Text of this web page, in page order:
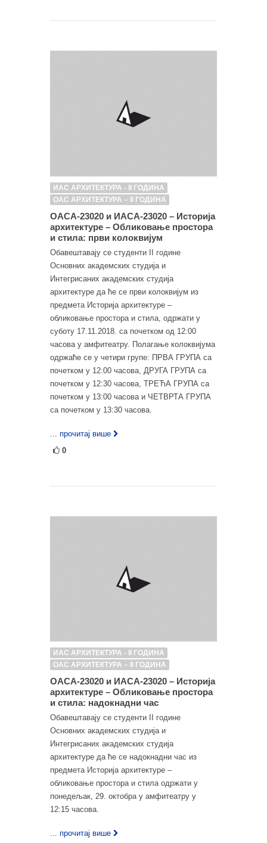
ИАС АРХИТЕКТУРА - II ГОДИНА
ОАС АРХИТЕКТУРА – II ГОДИНА
ОАСА-23020 и ИАСА-23020 – Историја
архитектуре – Обликовање простора
и стила: први колоквијум
Обавештавају се студенти II године
Основних академских студија и
Интегрисаних академских студија
архитектуре да ће се први колоквијум из
предмета Историја архитектуре –
обликовање простора и стила, одржати у
суботу 17.11.2018. са почетком од 12:00
часова у амфитеатру. Полагање колоквијума
одржаће се у четири групе: ПРВА ГРУПА са
почетком у 12:00 часова, ДРУГА ГРУПА са
почетком у 12:30 часова, ТРЕЋА ГРУПА са
почетком у 13:00 часова и ЧЕТВРТА ГРУПА
са почетком у 13:30 часова.
... прочитај више
0
ИАС АРХИТЕКТУРА - II ГОДИНА
ОАС АРХИТЕКТУРА – II ГОДИНА
ОАСА-23020 и ИАСА-23020 – Историја
архитектуре – Обликовање простора
и стила: надокнадни час
Обавештавају се студенти II године
Основних академских студија и
Интегрисаних академских студија
архитектуре да ће се надокнадни час из
предмета Историја архитектуре –
обликовање простора и стила одржати у
понедељак, 29. октобра у амфитеатру у
12:15 часова.
... прочитај више